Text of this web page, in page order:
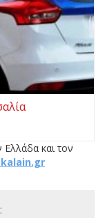
Ελλάδα και τον